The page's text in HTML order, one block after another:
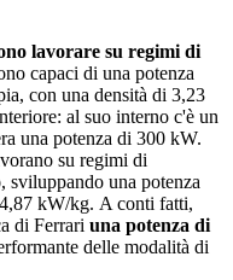
lavorare su regimi di
capaci di una potenza
con una densità di 3,23
al suo interno c'è un
una potenza di 300 kW.
su regimi di
una potenza
kW/kg. A conti fatti,
di Ferrari una potenza di
delle modalità di